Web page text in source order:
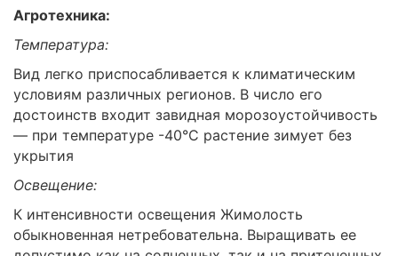
Агротехника:
Температура:
Вид легко приспосабливается к климатическим
условиям различных регионов. В число его
достоинств входит завидная морозоустойчивость
— при температуре -40°C растение зимует без
укрытия
Освещение:
К интенсивности освещения Жимолость
обыкновенная нетребовательна. Выращивать ее